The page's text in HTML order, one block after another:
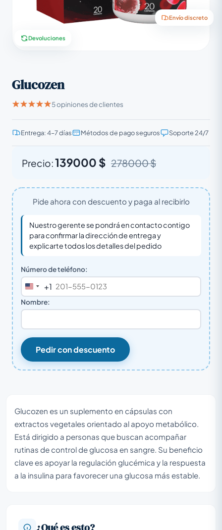
Envío discreto
Devoluciones
Glucozen
5 opiniones de clientes
Entrega: 4–7 días Métodos de pago seguros Soporte 24/7
Precio:139000 $ 278000 $
Pide ahora con descuento y paga al recibirlo
Nuestro gerente se pondrá en contacto contigo
para confirmar la dirección de entrega y
explicarte todos los detalles del pedido
Número de teléfono:
United
States
+1
Nombre:
Pedir con descuento
Glucozen es un suplemento en cápsulas con
extractos vegetales orientado al apoyo metabólico.
Está dirigido a personas que buscan acompañar
rutinas de control de glucosa en sangre. Su beneficio
clave es apoyar la regulación glucémica y la respuesta
a la insulina para favorecer una glucosa más estable.